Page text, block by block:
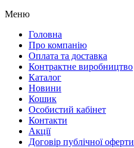
Меню
Головна
Про компанію
Оплата та доставка
Контрактне виробництво
Каталог
Новини
Кошик
Особистий кабінет
Контакти
Акції
Договір публічної оферти